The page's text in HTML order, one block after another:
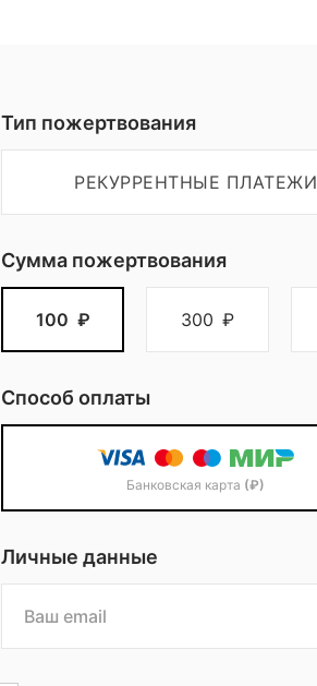
Тип пожертвования
РЕКУРРЕНТНЫЕ ПЛАТЕЖИ
Сумма пожертвования
100 ₽ 300 ₽
Способ оплаты
Банковская карта (₽)
Личные данные